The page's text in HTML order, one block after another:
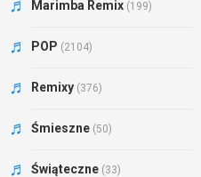
Marimba Remix (199)
POP (2104)
Remixy (376)
Śmieszne (50)
Świąteczne (33)